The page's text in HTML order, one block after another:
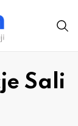
Sali